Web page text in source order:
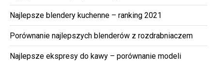
Najlepsze blendery kuchenne – ranking 2021
Porównanie najlepszych blenderów z rozdrabniaczem
Najlepsze ekspresy do kawy – porównanie modeli